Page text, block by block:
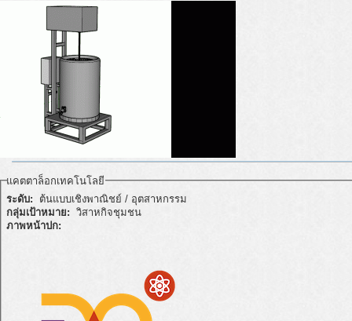
แคตตาล็อกเทคโนโลยี
ระดับ:
ต้นแบบเชิงพาณิชย์ / อุตสาหกรรม
กลุ่มเป้าหมาย:
วิสาหกิจชุมชน
ภาพหน้าปก: